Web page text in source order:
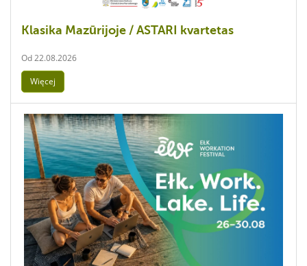
Klasika Mazūrijoje / ASTARI kvartetas
Od22.08.2026
Więcej